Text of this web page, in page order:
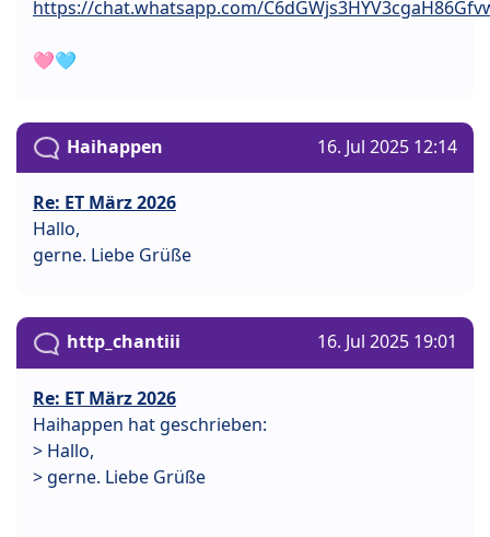
https://chat.whatsapp.com/
🩷🩵
Haihappen 16. Jul 2025 12:14
Re: ET März 2026
Hallo,
gerne. Liebe Grüße
http_chantiii 16. Jul 2025 19:01
Re: ET März 2026
Haihappen hat geschrieben:
> Hallo,
> gerne. Liebe Grüße